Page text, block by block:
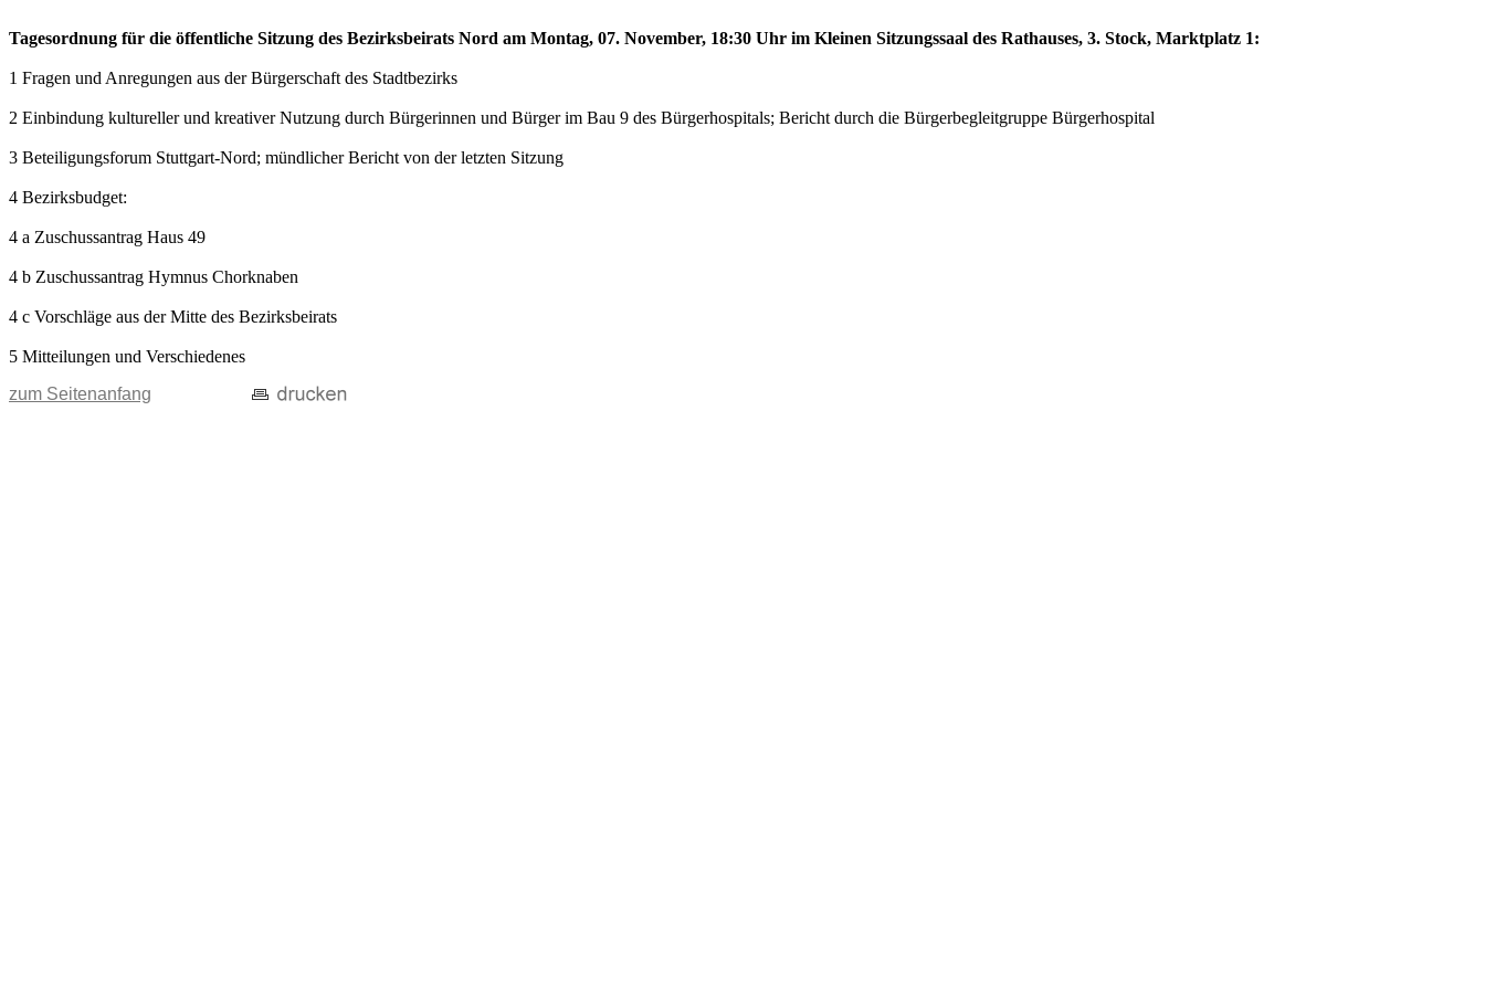
Tagesordnung für die öffentliche Sitzung des Bezirksbeirats Nord am Montag, 07. November, 18:30 Uhr im Kleinen Sitzungssaal des Rathauses, 3. Stock, Marktplatz 1:
1 Fragen und Anregungen aus der Bürgerschaft des Stadtbezirks
2 Einbindung kultureller und kreativer Nutzung durch Bürgerinnen und Bürger im Bau 9 des Bürgerhospitals; Bericht durch die Bürgerbegleitgruppe Bürgerhospital
3 Beteiligungsforum Stuttgart-Nord; mündlicher Bericht von der letzten Sitzung
4 Bezirksbudget:
4 a Zuschussantrag Haus 49
4 b Zuschussantrag Hymnus Chorknaben
4 c Vorschläge aus der Mitte des Bezirksbeirats
5 Mitteilungen und Verschiedenes
zum Seitenanfang